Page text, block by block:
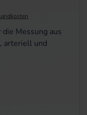
Messung aus
arteriell und